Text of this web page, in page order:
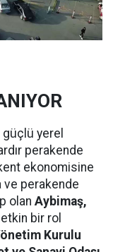
yerel
perakende
ekonomisine
ve perakende
olan Aybimaş,
bir rol
Kurulu